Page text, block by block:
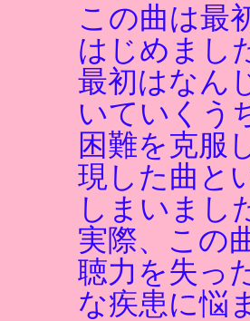
この曲は最
はじめまし
最初はなん
いていくう
困難を克服
現した曲と
しまいまし
実際、この
聴力を失っ
な疾患に悩